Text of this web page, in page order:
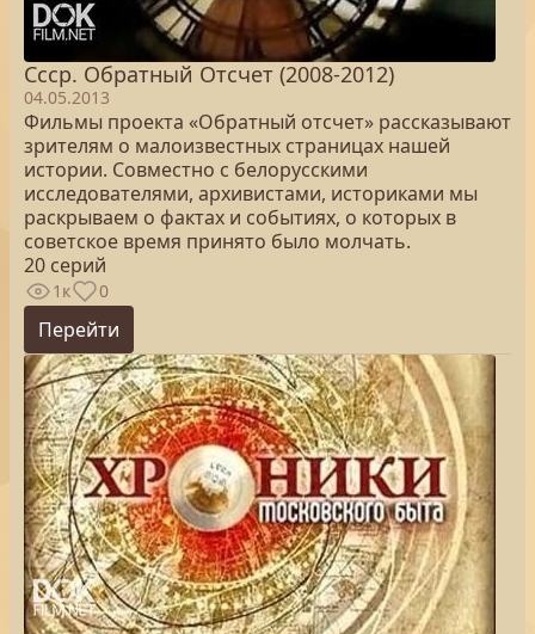
Ссср. Обратный Отсчет (2008-2012)
04.05.2013
Фильмы проекта «Обратный отсчет» рассказывают
зрителям о малоизвестных страницах нашей
истории. Совместно с белорусскими
исследователями, архивистами, историками мы
раскрываем о фактах и событиях, о которых в
советское время принято было молчать.
20 серий
1к 0
Перейти